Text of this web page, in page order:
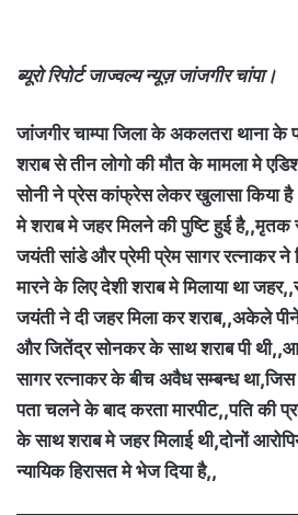
ब्यूरो रिपोर्ट जाज्वल्य न्यूज़ जांजगीर चांपा।
जांजगीर चाम्पा जिला के अकलतरा थाना के
शराब से तीन लोगो की मौत के मामला मे
सोनी ने प्रेस कांफ्रेस लेकर खुलासा किया है
मे शराब मे जहर मिलने की पुष्टि हुई है,,मृतक
जयंती सांडे और प्रेमी प्रेम सागर रत्नाकर
मारने के लिए देशी शराब मे मिलाया था
जयंती ने दी जहर मिला कर शराब,,अकेले
और जितेंद्र सोनकर के साथ शराब पी
सागर रत्नाकर के बीच अवैध सम्बन्ध
पता चलने के बाद करता मारपीट,,पति की
के साथ शराब मे जहर मिलाई थी,दोनों
न्यायिक हिरासत मे भेज दिया है,,